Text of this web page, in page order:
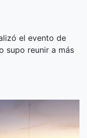
el evento de
supo reunir a más